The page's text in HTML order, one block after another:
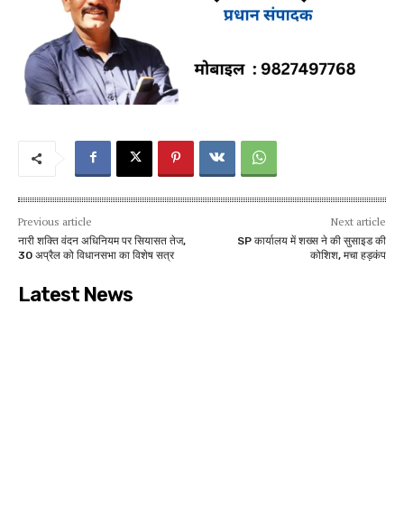
Previous article
नारी शक्ति वंदन अधिनियम पर सियासत तेज,
30 अप्रैल को विधानसभा का विशेष सत्र
Next article
SP कार्यालय में शख्स ने की सुसाइड की
कोशिश, मचा हड़कंप
Latest News